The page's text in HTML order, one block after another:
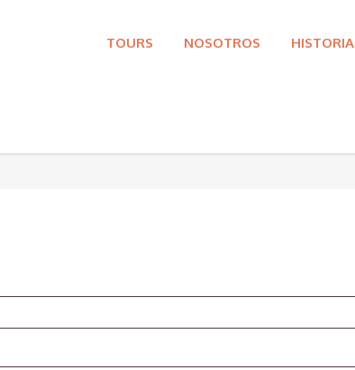
TOURS NOSOTROS HISTORIA